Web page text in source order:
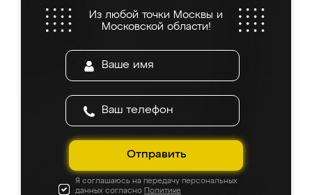
Из любой точки Москвы и
Московской области!
Отправить
Я соглашаюсь на передачу персональных
данных согласно Политике